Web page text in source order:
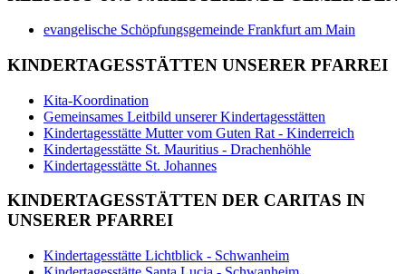
evangelische Schöpfungsgemeinde Frankfurt am Main
KINDERTAGESSTÄTTEN UNSERER PFARREI
Kita-Koordination
Gemeinsames Leitbild unserer Kindertagesstätten
Kindertagesstätte Mutter vom Guten Rat - Kinderreich
Kindertagesstätte St. Mauritius - Drachenhöhle
Kindertagesstätte St. Johannes
KINDERTAGESSTÄTTEN DER CARITAS IN
UNSERER PFARREI
Kindertagesstätte Lichtblick - Schwanheim